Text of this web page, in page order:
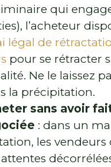
qui
l’acheteur
légal de
pour se rétracter
Ne le laissez
la précipitation.
sans avoir
: dans un
les vendeurs